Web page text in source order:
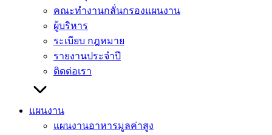
คณะทำงานกลั่นกรองแผนงาน
ผู้บริหาร
ระเบียบ กฎหมาย
รายงานประจำปี
ติดต่อเรา
แผนงาน
แผนงานอาหารมูลค่าสูง